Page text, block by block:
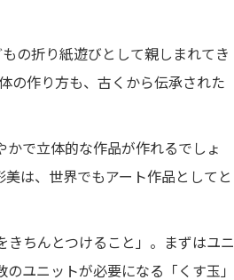
の折り紙遊びとして親しまれてき
の作り方も、古くから伝承された
で立体的な作品が作れるでしょ
は、世界でもアート作品としてと
ちんとつけること」。まずはユニ
ユニットが必要になる「くす玉」